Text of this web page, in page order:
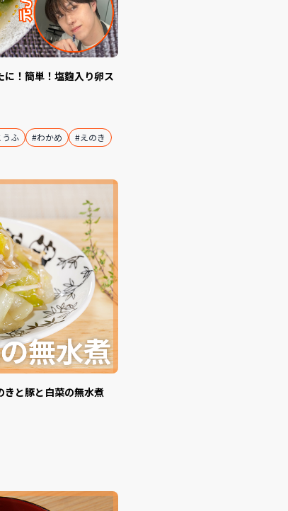
に！簡単！塩麴入り卵ス
ふ #わかめ #えのき
きと豚と白菜の無水煮